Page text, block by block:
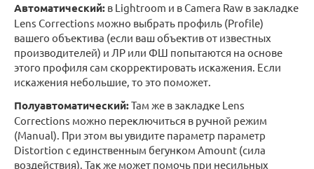
Автоматический: в Lightroom и в Camera Raw в закладке
Lens Corrections можно выбрать профиль (Profile)
вашего объектива (если ваш объектив от известных
производителей) и ЛР или ФШ попытаются на основе
этого профиля сам скорректировать искажения. Если
искажения небольшие, то это поможет.
Полуавтоматический:Там же в закладке Lens
Corrections можно переключиться в ручной режим
(Manual). При этом вы увидите параметр параметр
Distortion с единственным бегунком Amount (сила
воздействия). Так же может помочь при несильных